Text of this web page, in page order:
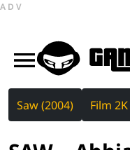
ADV
Saw (2004) Film 2K